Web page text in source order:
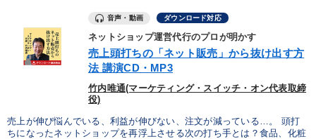
音声・動画 ダウンロード対応
ネットショップ運営代行のプロが明かす
売上頭打ちの「ネット販売」から抜け出す方
法 講演CD・MP3
竹内唯通(マーケティング・スイッチ・オン代表取締
役)
売上が伸び悩んでいる、利益が伸びない、注文が減っている…。 頭打
ちになったネットショップを再浮上させる次の打ち手とは？食品、化粧